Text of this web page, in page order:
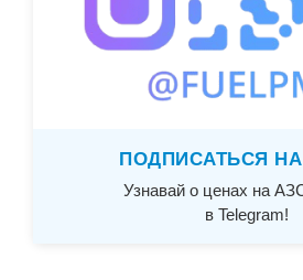
ПОДПИСАТЬСЯ
Узнавай о ценах на
в Telegram!